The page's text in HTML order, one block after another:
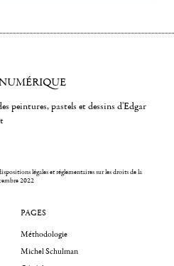
peintures, pastels et dessins d'Edgar
légales et réglementaires sur les droits de la
2022
PAGES
Méthodologie
Michel Schulman